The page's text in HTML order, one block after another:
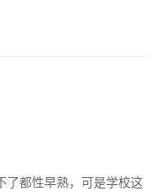
了都性早熟，可是学校这